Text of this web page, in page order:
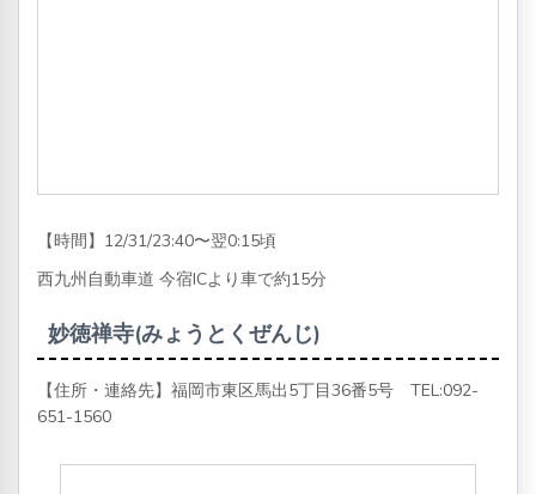
【時間】12/31/23:40〜翌0:15頃
西九州自動車道 今宿ICより車で約15分
妙徳禅寺(みょうとくぜんじ)
【住所・連絡先】福岡市東区馬出5丁目36番5号 TEL:092-
651-1560